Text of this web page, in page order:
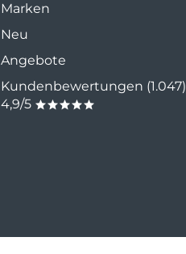
Marken
Neu
Angebote
Kundenbewertungen (1.047)
4,9/5 *****